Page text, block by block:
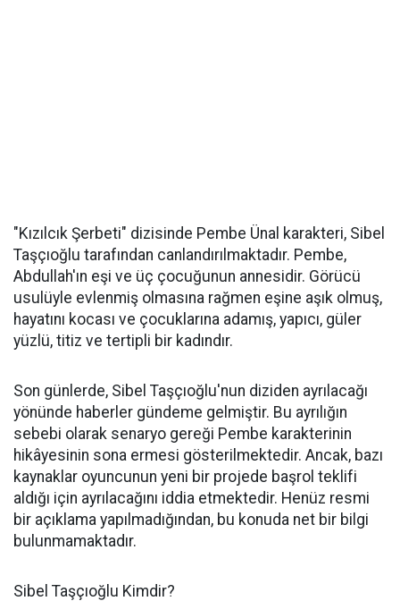
"Kızılcık Şerbeti" dizisinde Pembe Ünal karakteri, Sibel
Taşçıoğlu tarafından canlandırılmaktadır. Pembe,
Abdullah'ın eşi ve üç çocuğunun annesidir. Görücü
usulüyle evlenmiş olmasına rağmen eşine aşık olmuş,
hayatını kocası ve çocuklarına adamış, yapıcı, güler
yüzlü, titiz ve tertipli bir kadındır. ​
Son günlerde, Sibel Taşçıoğlu'nun diziden ayrılacağı
yönünde haberler gündeme gelmiştir. Bu ayrılığın
sebebi olarak senaryo gereği Pembe karakterinin
hikâyesinin sona ermesi gösterilmektedir. Ancak, bazı
kaynaklar oyuncunun yeni bir projede başrol teklifi
aldığı için ayrılacağını iddia etmektedir. Henüz resmi
bir açıklama yapılmadığından, bu konuda net bir bilgi
bulunmamaktadır.​
Sibel Taşçıoğlu Kimdir?